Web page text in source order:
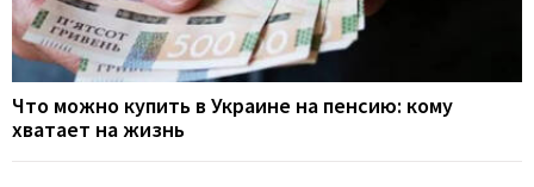
Что можно купить в Украине на пенсию: кому
хватает на жизнь